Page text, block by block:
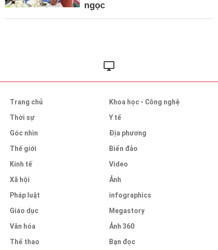
ngọc
Trang chủ
Thời sự
Góc nhìn
Thế giới
Kinh tế
Xã hội
Pháp luật
Giáo dục
Văn hóa
Thể thao
Khoa học - Công nghệ
Y tế
Địa phương
Biển đảo
Video
Ảnh
infographics
Megastory
Ảnh 360
Bạn đọc